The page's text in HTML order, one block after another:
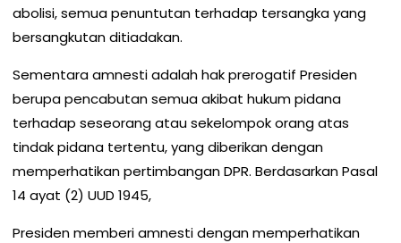
abolisi, semua penuntutan terhadap tersangka yang
bersangkutan ditiadakan.
Sementara amnesti adalah hak prerogatif Presiden
berupa pencabutan semua akibat hukum pidana
terhadap seseorang atau sekelompok orang atas
tindak pidana tertentu, yang diberikan dengan
memperhatikan pertimbangan DPR. Berdasarkan Pasal
14 ayat (2) UUD 1945,
Presiden memberi amnesti dengan memperhatikan